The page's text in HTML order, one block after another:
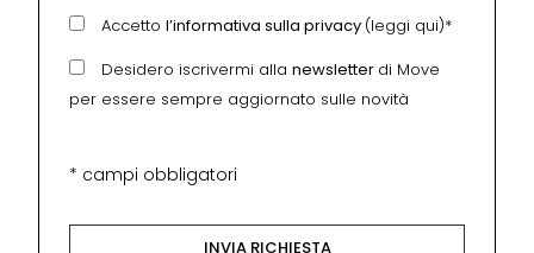
Accetto l’informativa sulla privacy (leggi qui)*
Desidero iscrivermi alla newsletter di Move
per essere sempre aggiornato sulle novità
* campi obbligatori